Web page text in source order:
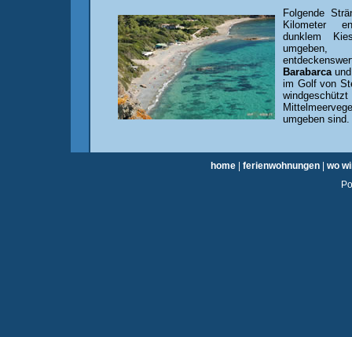
Folgende
Kilometer
dunklem
Barabarca
im Golf von
umgeben sind.
home ferienwohnungen
wo